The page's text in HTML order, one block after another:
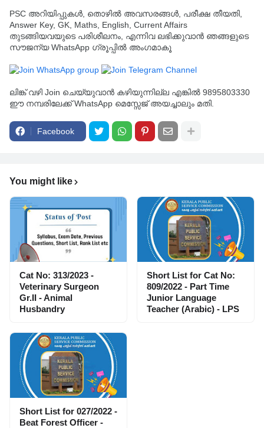
PSC അറിയിപ്പുകൾ, തൊഴിൽ അവസരങ്ങൾ, പരീക്ഷ തീയതി,
Answer Key, GK, Maths, English, Current Affairs
തുടങ്ങിയവയുടെ പരിശീലനം, എന്നിവ ലഭിക്കുവാൻ ഞങ്ങളുടെ
സൗജന്യ WhatsApp ഗ്രൂപ്പിൽ അംഗമാകൂ
ലിങ്ക് വഴി Join ചെയ്യുവാൻ കഴിയുന്നില്ല എങ്കിൽ 9895803330
ഈ നമ്പരിലേക്ക് WhatsApp മെസ്സേജ് അയച്ചാലും മതി.
Facebook
You might like
Cat No: 313/2023 -
Veterinary Surgeon
Gr.II - Animal
Husbandry
Short List for Cat No:
809/2022 - Part Time
Junior Language
Teacher (Arabic) - LPS
Short List for 027/2022 -
Beat Forest Officer -